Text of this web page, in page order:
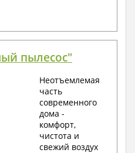
пылесос"
Неотъемлемая
часть
современного
дома -
комфорт,
чистота и
свежий воздух